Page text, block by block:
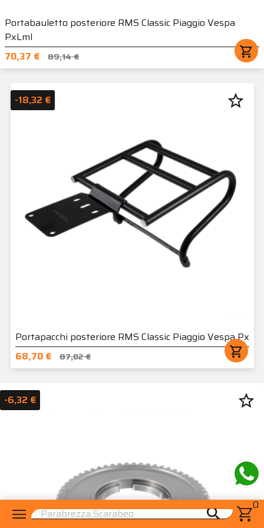
menu search shopping_cart0
Portabauletto posteriore RMS Classic Piaggio Vespa
PxLml
70,37 €
89,14 € shopping_cart
Portapacchi posteriore RMS Classic Piaggio Vespa Px
68,70 €
87,02 € shopping_cart
-18,32 € star_border
-6,32 € star_border